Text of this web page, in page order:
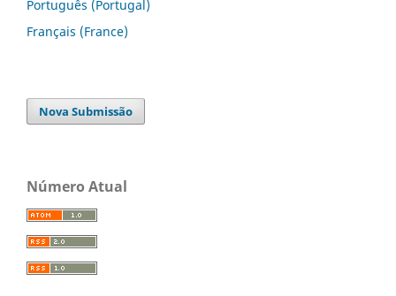
Português (Portugal)
Français (France)
Nova Submissão
Número Atual